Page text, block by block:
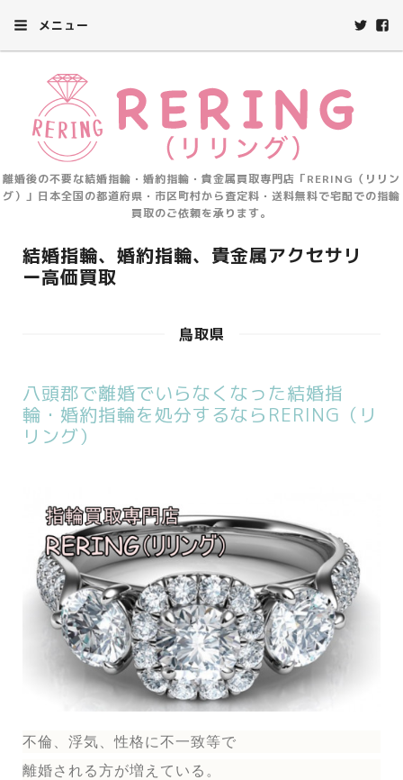
メニュー
離婚後の不要な結婚指輪・婚約指輪・貴金属買取専門店「RERING（リリン
グ）」日本全国の都道府県・市区町村から査定料・送料無料で宅配での指輪
買取のご依頼を承ります。
結婚指輪、婚約指輪、貴金属アクセサリ
ー高価買取
鳥取県
八頭郡で離婚でいらなくなった結婚指
輪・婚約指輪を処分するならRERING（リ
リング）
不倫、浮気、性格に不一致等で
離婚される方が増えている。